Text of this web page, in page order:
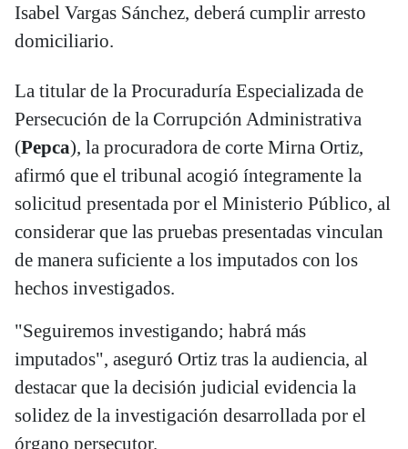
Isabel Vargas Sánchez, deberá cumplir arresto
domiciliario.
La titular de la Procuraduría Especializada de
Persecución de la Corrupción Administrativa
(Pepca), la procuradora de corte Mirna Ortiz,
afirmó que el tribunal acogió íntegramente la
solicitud presentada por el Ministerio Público, al
considerar que las pruebas presentadas vinculan
de manera suficiente a los imputados con los
hechos investigados.
"Seguiremos investigando; habrá más
imputados", aseguró Ortiz tras la audiencia, al
destacar que la decisión judicial evidencia la
solidez de la investigación desarrollada por el
órgano persecutor.